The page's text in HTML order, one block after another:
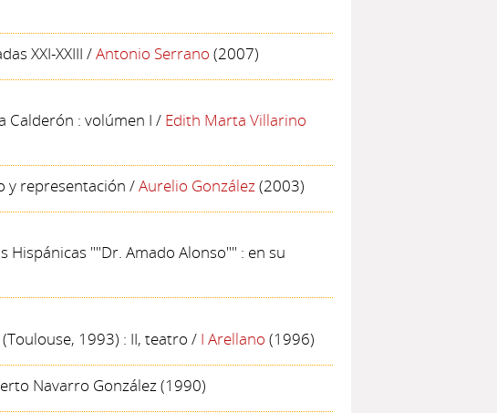
XXI-XXIII /Antonio Serrano (2007)
Calderón : volúmen I / Edith Marta Villarino
y representación /Aurelio González(2003)
""Dr. Amado Alonso"" : en su
1993) : II, teatro / I Arellano (1996)
Navarro González(1990)